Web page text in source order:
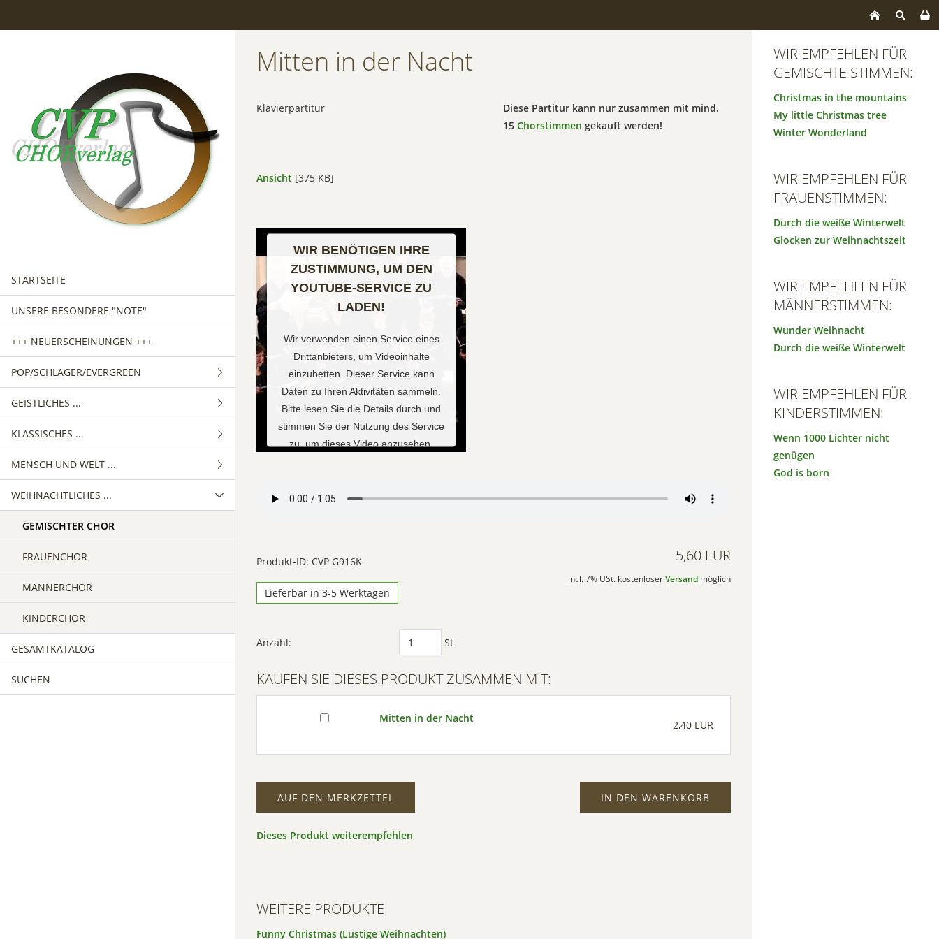
STARTSEITE
UNSERE BESONDERE "NOTE"
+++ NEUERSCHEINUNGEN +++
POP/SCHLAGER/EVERGREEN
GEMISCHTER CHOR
FRAUENCHOR
MÄNNERCHOR
GEISTLICHES ...
GEMISCHTER CHOR
FRAUENCHOR
MÄNNERCHOR
KLASSISCHES ...
GEMISCHTER CHOR
FRAUENCHOR
MÄNNERCHOR
MENSCH UND WELT ...
GEMISCHTER CHOR
FRAUENCHOR
MÄNNERCHOR
WEIHNACHTLICHES ...
GEMISCHTER CHOR
FRAUENCHOR
MÄNNERCHOR
KINDERCHOR
GESAMTKATALOG
SUCHEN
Mitten in der Nacht
Klavierpartitur
Ansicht [375 KB]
Diese Partitur kann nur zusammen mit mind.
15Chorstimmen gekauft werden!
WIR BENÖTIGEN IHRE
ZUSTIMMUNG, UM DEN
YOUTUBE-SERVICE ZU
LADEN!
Wir verwenden einen Service eines
Drittanbieters, um Videoinhalte
einzubetten. Dieser Service kann
Daten zu Ihren Aktivitäten sammeln.
Bitte lesen Sie die Details durch und
stimmen Sie der Nutzung des Service
zu, um dieses Video anzusehen.
Management Platform
Produkt-ID: CVP G916K
Lieferbar in 3-5 Werktagen
5,60 EUR
incl. 7% USt. kostenloser Versandmöglich
Anzahl: St
KAUFEN SIE DIESES PRODUKT ZUSAMMEN MIT:
Mitten in der Nacht
2,40 EUR
IN DEN WARENKORB
AUF DEN MERKZETTEL
Dieses Produkt weiterempfehlen
WEITERE PRODUKTE
Funny Christmas (Lustige Weihnachten)
WIR EMPFEHLEN FÜR
GEMISCHTE STIMMEN:
Christmas in the mountains
My little Christmas tree
Winter Wonderland
WIR EMPFEHLEN FÜR
FRAUENSTIMMEN:
Durch die weiße Winterwelt
Glocken zur Weihnachtszeit
WIR EMPFEHLEN FÜR
MÄNNERSTIMMEN:
Wunder Weihnacht
Durch die weiße Winterwelt
WIR EMPFEHLEN FÜR
KINDERSTIMMEN:
Wenn 1000 Lichter nicht
genügen
God is born